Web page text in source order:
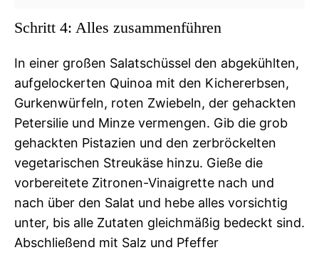
Schritt 4: Alles zusammenführen
In einer großen Salatschüssel den abgekühlten,
aufgelockerten Quinoa mit den Kichererbsen,
Gurkenwürfeln, roten Zwiebeln, der gehackten
Petersilie und Minze vermengen. Gib die grob
gehackten Pistazien und den zerbröckelten
vegetarischen Streukäse hinzu. Gieße die
vorbereitete Zitronen-Vinaigrette nach und
nach über den Salat und hebe alles vorsichtig
unter, bis alle Zutaten gleichmäßig bedeckt sind.
Abschließend mit Salz und Pfeffer